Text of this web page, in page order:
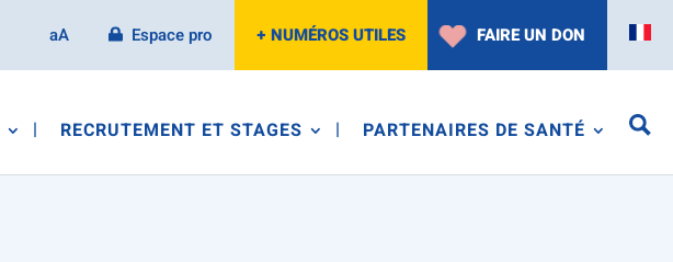
aA Espace pro + NUMÉROS UTILES FAIRE UN DON
RECRUTEMENT ET STAGES PARTENAIRES DE SANTÉ